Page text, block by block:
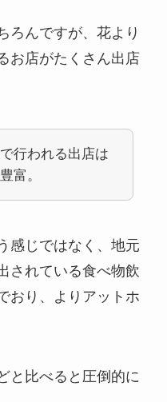
ろんですが、花より
お店がたくさん出店
行われる出店は
富。
感じではなく、地元
されている食べ物飲
おり、よりアットホ
と比べると圧倒的に